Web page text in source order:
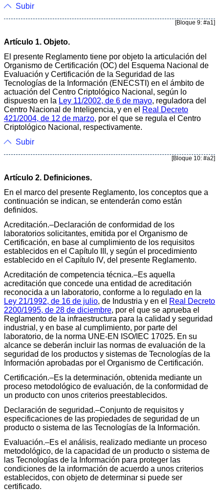
Subir
[Bloque 9: #a1]
Artículo 1. Objeto.
El presente Reglamento tiene por objeto la articulación del
Organismo de Certificación (OC) del Esquema Nacional de
Evaluación y Certificación de la Seguridad de las
Tecnologías de la Información (ENECSTI) en el ámbito de
actuación del Centro Criptológico Nacional, según lo
dispuesto en la Ley 11/2002, de 6 de mayo, reguladora del
Centro Nacional de Inteligencia, y en el Real Decreto
421/2004, de 12 de marzo, por el que se regula el Centro
Criptológico Nacional, respectivamente.
Subir
[Bloque 10: #a2]
Artículo 2. Definiciones.
En el marco del presente Reglamento, los conceptos que a
continuación se indican, se entenderán como están
definidos.
Acreditación.–Declaración de conformidad de los
laboratorios solicitantes, emitida por el Organismo de
Certificación, en base al cumplimiento de los requisitos
establecidos en el Capítulo III, y según el procedimiento
establecido en el Capítulo IV, del presente Reglamento.
Acreditación de competencia técnica.–Es aquella
acreditación que concede una entidad de acreditación
reconocida a un laboratorio, conforme a lo regulado en la
Ley 21/1992, de 16 de julio, de Industria y en el Real Decreto
2200/1995, de 28 de diciembre, por el que se aprueba el
Reglamento de la infraestructura para la calidad y seguridad
industrial, y en base al cumplimiento, por parte del
laboratorio, de la norma UNE-EN ISO/IEC 17025. En su
alcance se deberán incluir las normas de evaluación de la
seguridad de los productos y sistemas de Tecnologías de la
Información aprobadas por el Organismo de Certificación.
Certificación.–Es la determinación, obtenida mediante un
proceso metodológico de evaluación, de la conformidad de
un producto con unos criterios preestablecidos.
Declaración de seguridad.–Conjunto de requisitos y
especificaciones de las propiedades de seguridad de un
producto o sistema de las Tecnologías de la Información.
Evaluación.–Es el análisis, realizado mediante un proceso
metodológico, de la capacidad de un producto o sistema de
las Tecnologías de la Información para proteger las
condiciones de la información de acuerdo a unos criterios
establecidos, con objeto de determinar si puede ser
certificado.